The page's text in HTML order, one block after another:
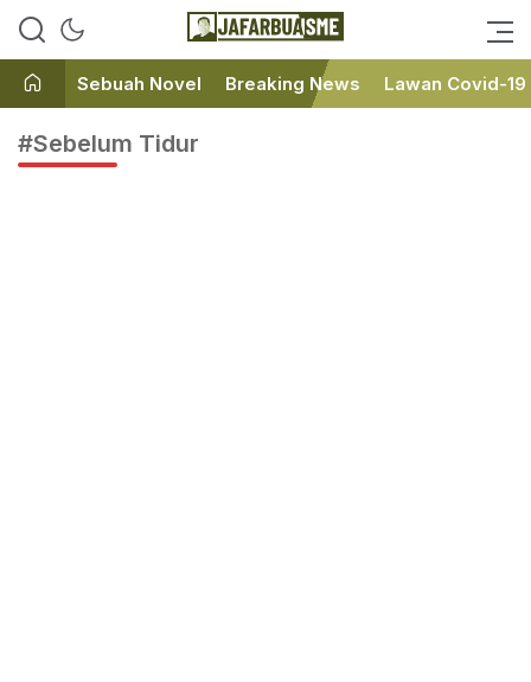
JafarBua
Ini bukan Media Online, Ini
Sebuah Novel Breaking News Lawan Covid-19
#Sebelum Tidur